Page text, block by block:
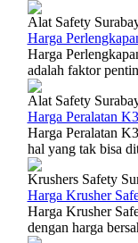
Alat Safety
Harga
Harga
adalah faktor
Alat Safety
Harga Peralatan K3
Harga Peralatan
hal yang tak bisa
Krushers Safety
Harga Krusher
Harga Krusher
dengan harga